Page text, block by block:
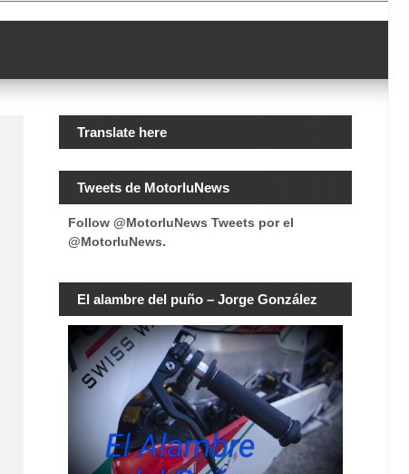
Translate here
Tweets de MotorluNews
Follow @MotorluNews Tweets por el
@MotorluNews.
El alambre del puño – Jorge González